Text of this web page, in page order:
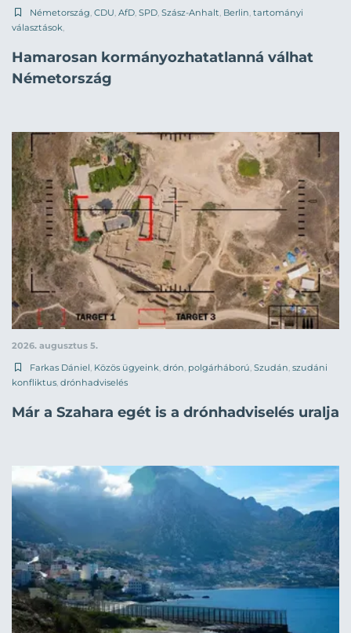
Németország CDU AfD SPD Szász-Anhalt Berlin tartományi
választások
Hamarosan kormányozhatatlanná válhat
Németország
2026. augusztus 5.
Farkas Dániel Közös ügyeink drón polgárháború Szudán szudáni
konfliktus drónhadviselés
Már a Szahara egét is a drónhadviselés uralja